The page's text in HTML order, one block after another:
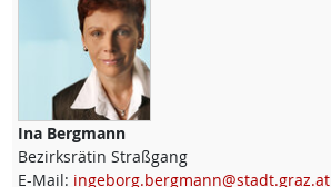
Ina Bergmann
Bezirksrätin Straßgang
E-Mail: ingeborg.bergmann@stadt.graz.at